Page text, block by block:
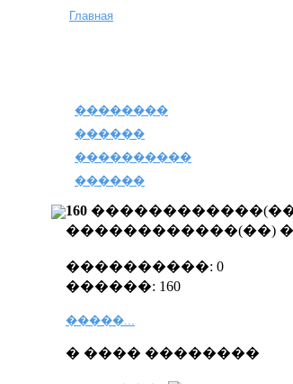
Главная
��������
������
����������
������
160
������������(��)
����������: 0
������: 160
�����...
� ���� ��������